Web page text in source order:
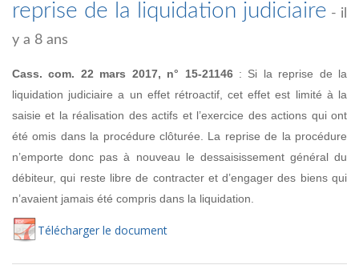
reprise de la liquidation judiciaire - il
y a 8 ans
Cass. com. 22 mars 2017, n° 15-21146: Si la reprise de la
liquidation judiciaire a un effet rétroactif, cet effet est limité à la
saisie et la réalisation des actifs et l’exercice des actions qui ont
été omis dans la procédure clôturée. La reprise de la procédure
n’emporte donc pas à nouveau le dessaisissement général du
débiteur, qui reste libre de contracter et d’engager des biens qui
n’avaient jamais été compris dans la liquidation.
Télécharger le document